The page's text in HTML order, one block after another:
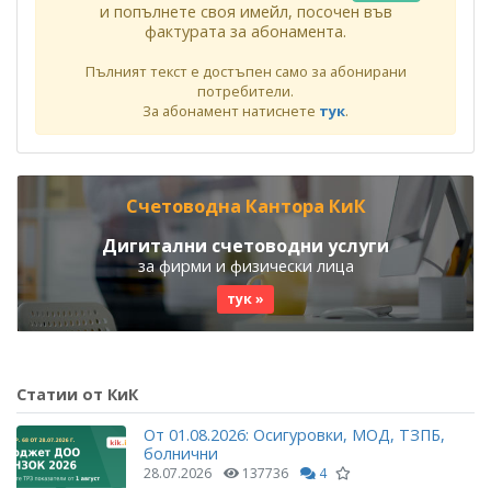
и попълнете своя имейл, посочен във
фактурата за абонамента.
Пълният текст е достъпен само за абонирани
потребители.
За абонамент натиснете тук.
Счетоводна Кантора КиК
Дигитални счетоводни услуги
за фирми и физически лица
тук »
Статии от КиК
От 01.08.2026: Осигуровки, МОД, ТЗПБ,
болнични
28.07.2026 137736 4